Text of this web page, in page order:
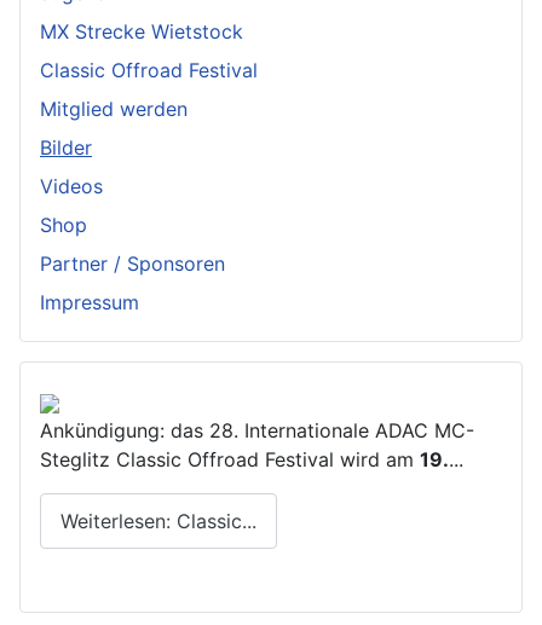
MX Strecke Wietstock
Classic Offroad Festival
Mitglied werden
Bilder
Videos
Shop
Partner / Sponsoren
Impressum
Ankündigung: das 28. Internationale ADAC MC-
Steglitz Classic Offroad Festival wird am 19....
Weiterlesen: Classic...